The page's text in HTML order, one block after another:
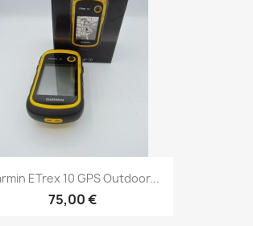
Aperçu rapide
ETrex 10 GPS Outdoor...
75,00 €